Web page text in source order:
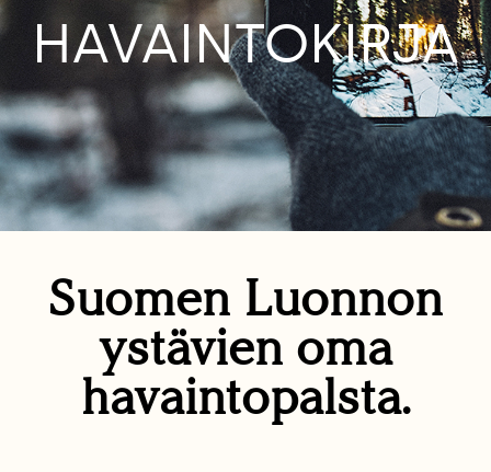
HAVAINTOKIRJA
Suomen Luonnon
ystävien oma
havaintopalsta.